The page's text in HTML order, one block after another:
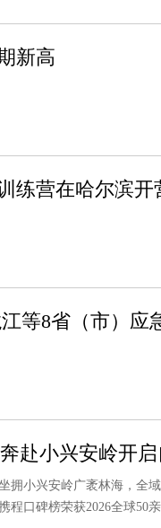
新高
练营在哈尔滨开
等8省（市）应
赴小兴安岭开
小兴安岭广袤林海，全域
程口碑榜荣获2026全球50